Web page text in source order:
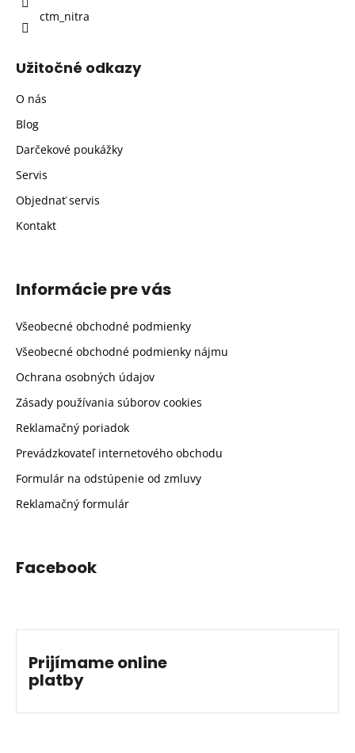
ctm_nitra
Užitočné odkazy
O nás
Blog
Darčekové poukážky
Servis
Objednať servis
Kontakt
Informácie pre vás
Všeobecné obchodné podmienky
Všeobecné obchodné podmienky nájmu
Ochrana osobných údajov
Zásady používania súborov cookies
Reklamačný poriadok
Prevádzkovateľ internetového obchodu
Formulár na odstúpenie od zmluvy
Reklamačný formulár
Facebook
Prijímame online
platby